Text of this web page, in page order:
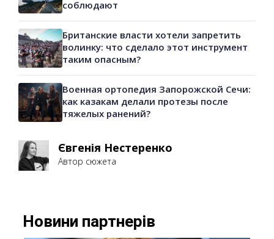
соблюдают
Британские власти хотели запретить
волинку: что сделало этот инструмент
таким опасным?
Военная ортопедия Запорожской Сечи:
как казакам делали протезы после
тяжелых ранений?
Євгенія Нестеренко
Автор сюжета